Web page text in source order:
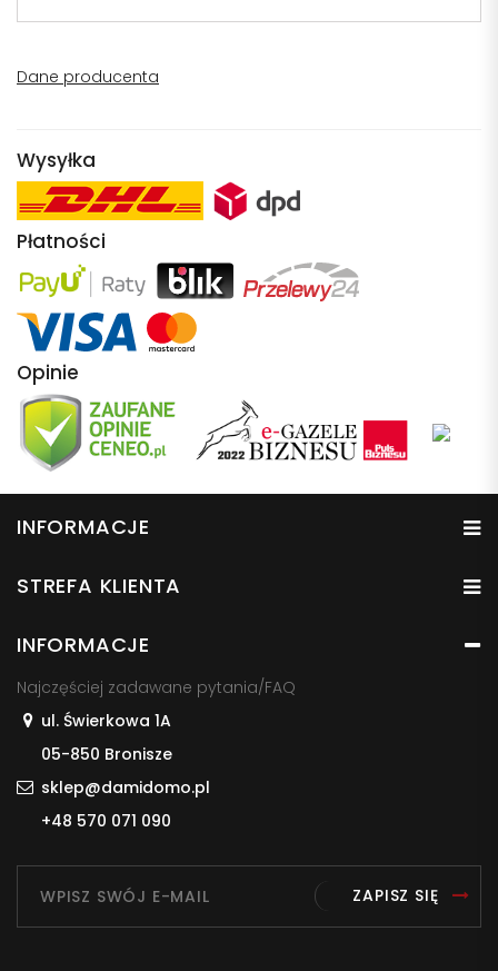
Dane producenta
Wysyłka
Płatności
Opinie
INFORMACJE
STREFA KLIENTA
INFORMACJE
Najczęściej zadawane pytania/FAQ
ul. Świerkowa 1A
05-850 Bronisze
sklep@damidomo.pl
+48 570 071 090
ZAPISZ SIĘ